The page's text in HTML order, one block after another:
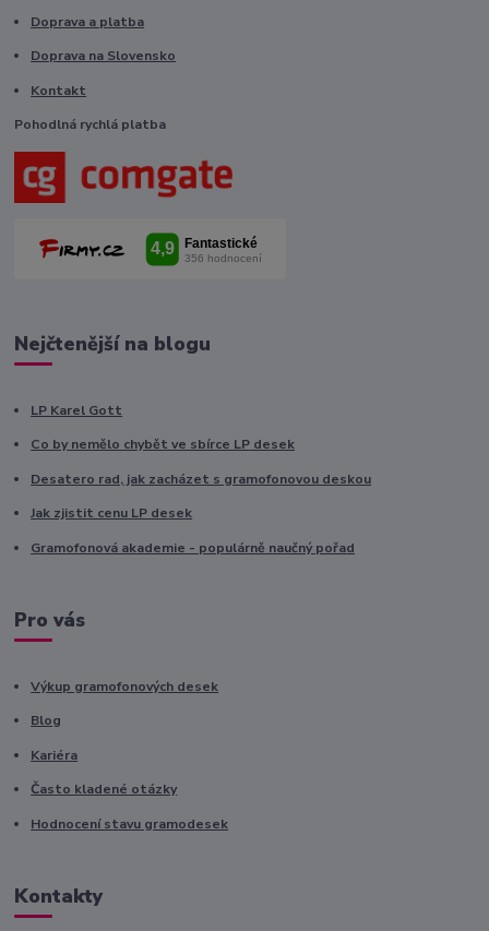
Doprava a platba
Doprava na Slovensko
Kontakt
Pohodlná rychlá platba
Nejčtenější na blogu
LP Karel Gott
Co by nemělo chybět ve sbírce LP desek
Desatero rad, jak zacházet s gramofonovou deskou
Jak zjistit cenu LP desek
Gramofonová akademie - populárně naučný pořad
Pro vás
Výkup gramofonových desek
Blog
Kariéra
Často kladené otázky
Hodnocení stavu gramodesek
Kontakty